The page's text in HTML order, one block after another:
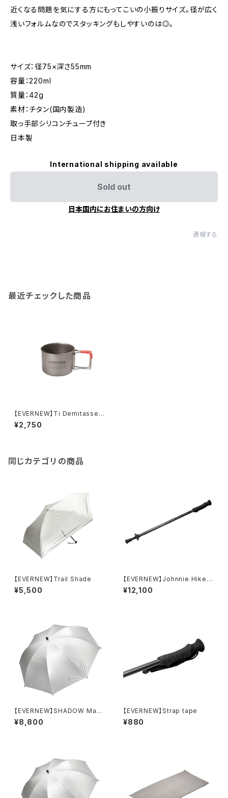
近くなる問題を気にする方にもってこいの小振りサイズ。径が広く
浅いフォルムなのでスタッキングもしやすいのは◎。
サイズ：径75×深さ55mm
容量：220ml
質量：42g
素材：チタン(国内製造)
取っ手部シリコンチューブ付き
日本製
International shipping available
Sold out
日本国内にお住まいの方向け
通報する
最近チェックした商品
【EVERNEW】Ti Demitasse 2
20 FH
¥2,750
同じカテゴリの商品
【EVERNEW】Trail Shade
¥5,500
【EVERNEW】Johnnie Hiker /
single
¥12,100
【EVERNEW】SHADOW Mast
er 70
¥8,800
【EVERNEW】Strap tape
¥880